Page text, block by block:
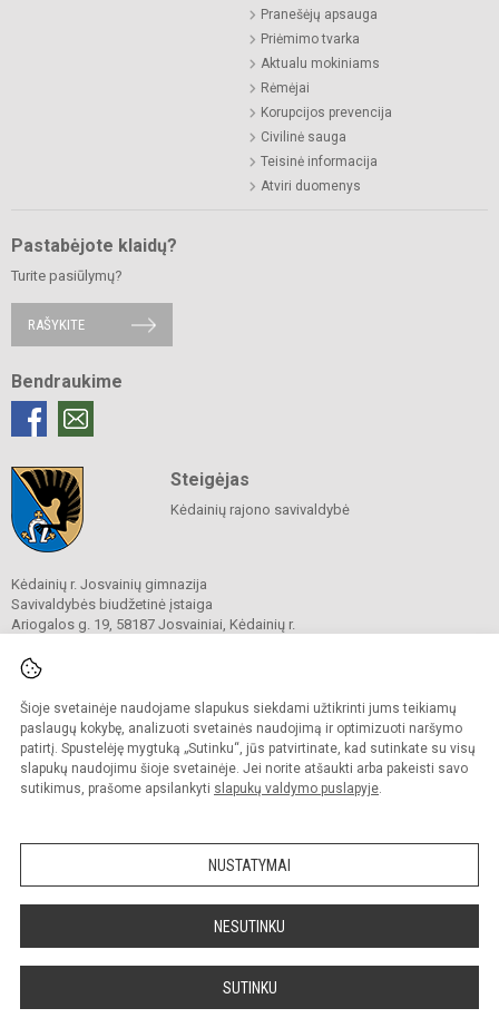
Šioje svetainėje naudojame slapukus siekdami užtikrinti jums teikiamų
paslaugų kokybę, analizuoti svetainės naudojimą ir optimizuoti naršymo
patirtį. Spustelėję mygtuką „Sutinku“, jūs patvirtinate, kad sutinkate su visų
slapukų naudojimu šioje svetainėje. Jei norite atšaukti arba pakeisti savo
sutikimus, prašome apsilankyti slapukų valdymo puslapyje.
NUSTATYMAI
NESUTINKU
SUTINKU
Pranešėjų apsauga
Priėmimo tvarka
Aktualu mokiniams
Rėmėjai
Korupcijos prevencija
Civilinė sauga
Teisinė informacija
Atviri duomenys
Pastabėjote klaidų?
Turite pasiūlymų?
RAŠYKITE
Bendraukime
Steigėjas
Kėdainių rajono savivaldybė
Kėdainių r. Josvainių gimnazija
Savivaldybės biudžetinė įstaiga
Ariogalos g. 19, 58187 Josvainiai, Kėdainių r.
El. p.
Duomenys kaupiami ir saugomi
Juridinių asmenų registre
Įmonės kodas 191018728
Kopijuoti turinį be raštiško gimnazijos sutikimo griežtai draudžiama.
Prieinamumo paraiška Slapukų valdymas
svetainę